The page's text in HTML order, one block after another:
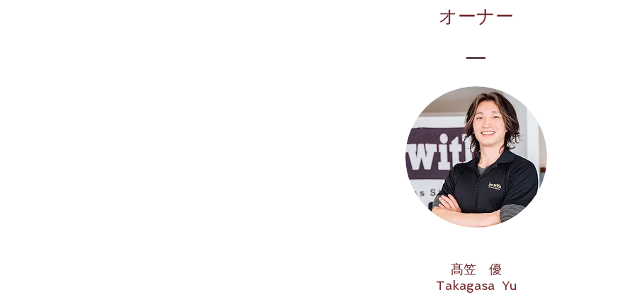
​オーナー
髙笠 優
Takagasa Yu